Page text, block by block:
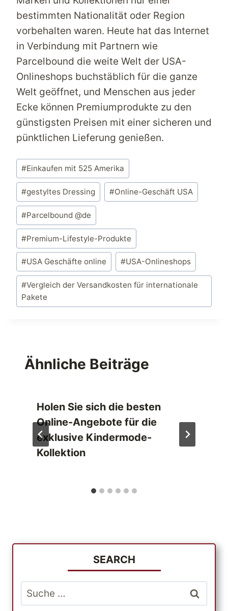
bestimmten Nationalität oder Region
vorbehalten waren. Heute hat das Internet
in Verbindung mit Partnern wie
Parcelbound die weite Welt der USA-
Onlineshops buchstäblich für die ganze
Welt geöffnet, und Menschen aus jeder
Ecke können Premiumprodukte zu den
günstigsten Preisen mit einer sicheren und
pünktlichen Lieferung genießen.
Schlagworte:
#Einkaufen mit 525 Amerika
#gestyltes Dressing #Online-Geschäft USA
#Parcelbound @de
#Premium-Lifestyle-Produkte
#USA Geschäfte online #USA-Onlineshops
#Vergleich der Versandkosten für internationale
Pakete
Ähnliche Beiträge
Holen Sie sich die besten
Online-Angebote für die
exklusive Kindermode-
Kollektion
SEARCH
Suche
nach: